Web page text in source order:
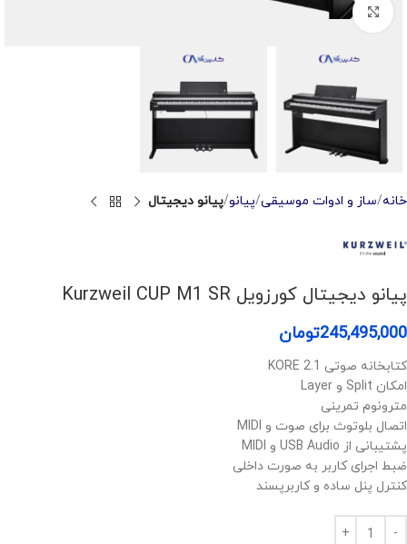
Click to enlarge
خانه ساز و ادوات موسیقی پیانو پیانو دیجیتال
پیانو دیجیتال کورزویل Kurzweil CUP M1 SR
245,495,000تومان
کتابخانه صوتی KORE 2.1
امکان Split و Layer
مترونوم تمرینی
اتصال بلوتوث برای صوت و MIDI
پشتیبانی از USB Audio و MIDI
ضبط اجرای کاربر به صورت داخلی
کنترل پنل ساده و کاربرپسند